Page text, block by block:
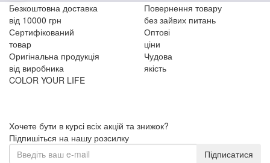
Безкоштовна доставка
від 10000 грн
Повернення товару
без зайвих питань
Сертифікований
товар
Оптові
ціни
Оригінальна продукція
від виробника
Чудова
якість
COLOR YOUR LIFE
Хочете бути в курсі всіх акцій та знижок?
Підпишіться на нашу розсилку
Підписатися